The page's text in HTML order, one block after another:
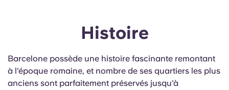
Histoire
Barcelone possède une histoire fascinante remontant
à l'époque romaine, et nombre de ses quartiers les plus
anciens sont parfaitement préservés jusqu'à